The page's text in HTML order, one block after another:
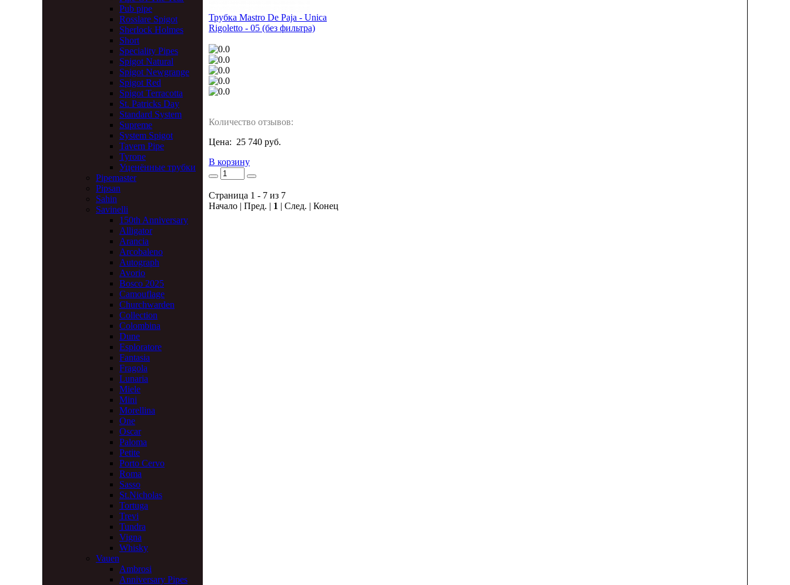
Pub pipe
Rosslare Spigot
Sherlock Holmes
Short
Speciality Pipes
Spigot Natural
Spigot Newgrange
Spigot Red
Spigot Terracotta
St. Patricks Day
Standard System
Supreme
System Spigot
Tavern Pipe
Tyrone
Уценённые трубки
Pipemaster
Pipsan
Sahin
Savinelli
150th Anniversary
Alligator
Arancia
Arcobaleno
Autograph
Avorio
Bosco 2025
Camouflage
Churchwarden
Collection
Colombina
Dune
Esploratore
Fantasia
Fragola
Lunaria
Miele
Mini
Morellina
One
Oscar
Paloma
Petite
Porto Cervo
Roma
Sasso
St.Nicholas
Tortuga
Trevi
Tundra
Vigna
Whisky
Vauen
Ambrosi
Anniversary Pipes
Трубка Mastro De Paja - Unica
Rigoletto - 05 (без фильтра)
Количество отзывов:
Цена: 25 740 руб.
В корзину
Страница 1 - 7 из 7
Начало | Пред. | 1 | След. | Конец